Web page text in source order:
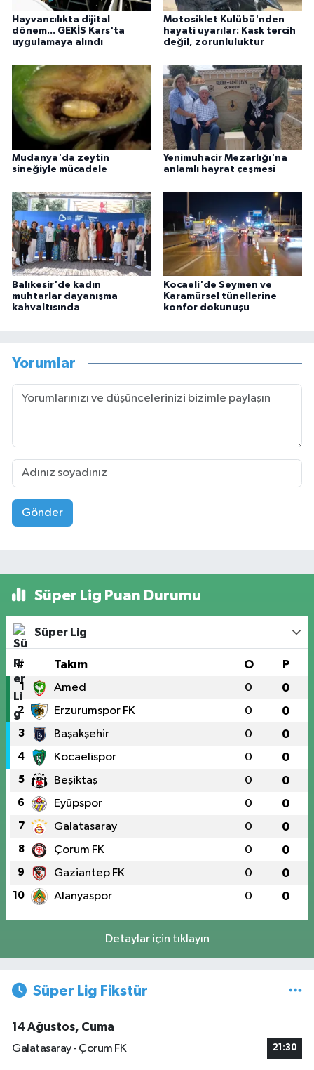
Hayvancılıkta dijital
dönem... GEKİS Kars'ta
uygulamaya alındı
Motosiklet Kulübü'nden
hayati uyarılar: Kask tercih
değil, zorunluluktur
Mudanya'da zeytin
sineğiyle mücadele
Yenimuhacir Mezarlığı'na
anlamlı hayrat çeşmesi
Balıkesir'de kadın
muhtarlar dayanışma
kahvaltısında
Kocaeli'de Seymen ve
Karamürsel tünellerine
konfor dokunuşu
Yorumlar
Gönder
Süper Lig Puan Durumu
Süper Lig
# Takım O P
1 Amed 0 0
2 Erzurumspor FK 0 0
3 Başakşehir 0 0
4 Kocaelispor 0 0
5 Beşiktaş 0 0
6 Eyüpspor 0 0
7 Galatasaray 0 0
8 Çorum FK 0 0
9 Gaziantep FK 0 0
10 Alanyaspor 0 0
Detaylar için tıklayın
Süper Lig Fikstür
14 Ağustos, Cuma
Galatasaray - Çorum FK
21:30